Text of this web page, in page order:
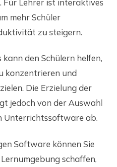
Für Lehrer ist interaktives
mehr Schüler
zu steigern.
den Schülern helfen,
konzentrieren und
Die Erzielung der
jedoch von der Auswahl
Unterrichtssoftware ab.
Software können Sie
schaffen,